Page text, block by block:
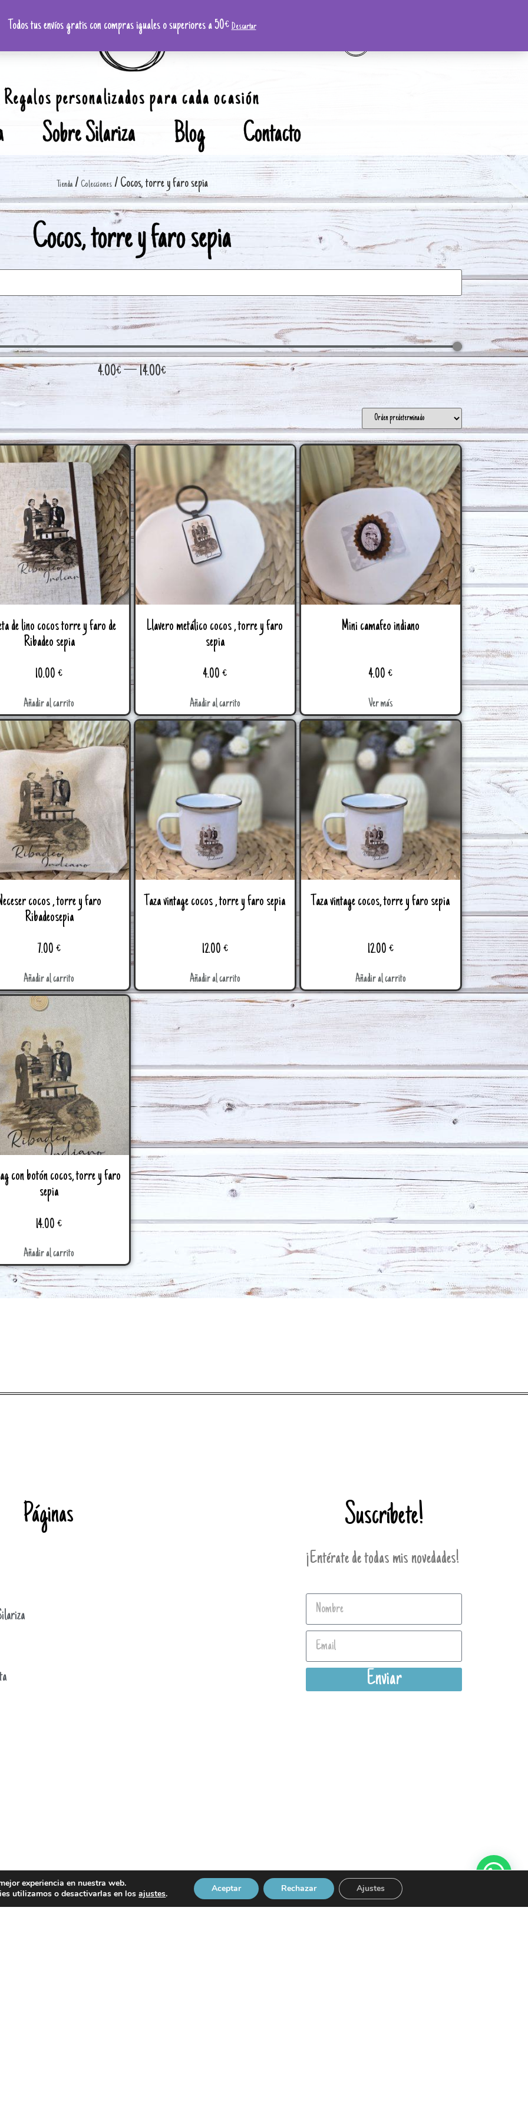
Regalos personalizados para cada ocasión
Sobre Silariza Blog Contacto
Tienda/ Colecciones/ Cocos, torre y faro sepia
Cocos, torre y faro sepia
4.00€—14.00€
cocos torre y faro de
Ribadeo sepia
10.00€
Añadir al carrito
Llavero metálico cocos , torre y faro
sepia
4.00 €
Añadir al carrito
Mini camafeo indiano
4.00 €
Ver más
cocos , torre y faro
Ribadeosepia
7.00 €
Añadir al carrito
Taza vintage cocos , torre y faro sepia
12.00 €
Añadir al carrito
Taza vintage cocos, torre y faro sepia
12.00 €
Añadir al carrito
con botón cocos, torre y faro
sepia
14.00€
Añadir al carrito
Páginas Suscríbete!
¡Entérate de todas mis novedades!
Enviar
Todos tus envíos gratis con compras iguales o superiores a 50€Descartar
experiencia en nuestra web.
utilizamos o desactivarlas en losajustes. Aceptar Rechazar Ajustes